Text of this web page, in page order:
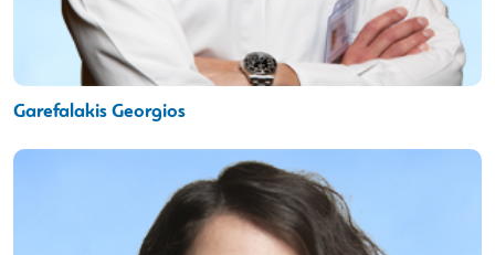
Garefalakis Georgios